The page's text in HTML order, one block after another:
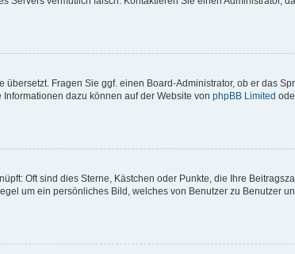
Fragen Sie ggf. einen Board-Administrator, ob er das
dazu können auf der Website von phpBB Limited
Oft sind dies Sterne, Kästchen oder Punkte, die Ihre
um ein persönliches Bild, welches von Benutzer zu Benutzer